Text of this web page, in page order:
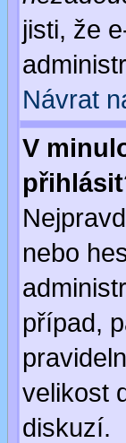
jisti, že
Návrat
V
nebo
případ,
velikost
diskuzí.